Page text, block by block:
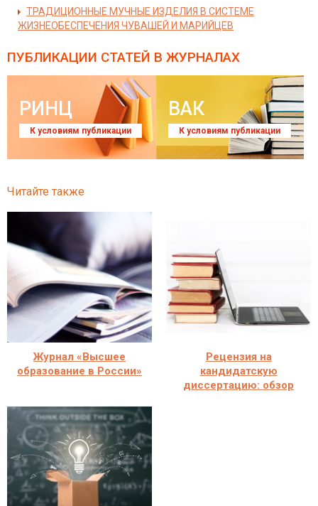
ТРАДИЦИОННЫЕ МУЧНЫЕ ИЗДЕЛИЯ В СИСТЕМЕ
ЖИЗНЕОБЕСПЕЧЕНИЯ ЧУВАШЕЙ И МАРИЙЦЕВ
ПУБЛИКАЦИИ СТАТЕЙ В ЖУРНАЛАХ
РИНЦ
К условиям публикации
ВАК
К условиям публикации
Читайте также
Журнал «Высшее
образование в России»
Рецензия на
кандидатскую
диссертацию: обзор